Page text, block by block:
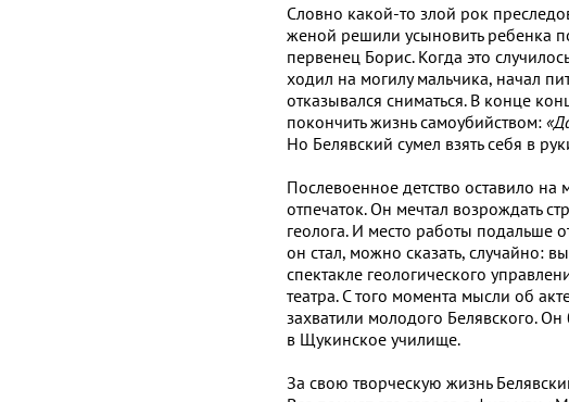
Словно какой-то злой рок
женой решили усыновить ребенка
первенец Борис. Когда это
ходил на могилу мальчика, начал
отказывался сниматься. В конце
покончить жизнь самоубийством:
Но Белявский сумел взять себя в
Послевоенное детство оставило
отпечаток. Он мечтал возрождать
геолога. И место работы подальше
он стал, можно сказать, случайно:
спектакле геологического
театра. С того момента мысли об
захватили молодого Белявского.
в Щукинское училище.
За свою творческую жизнь